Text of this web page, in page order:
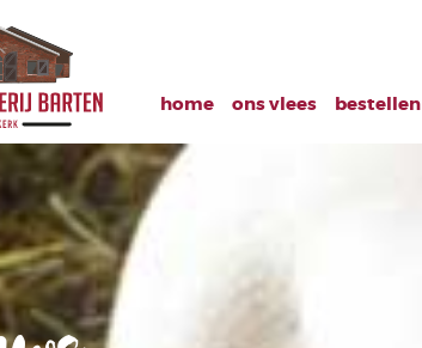
home ons vlees bestellen